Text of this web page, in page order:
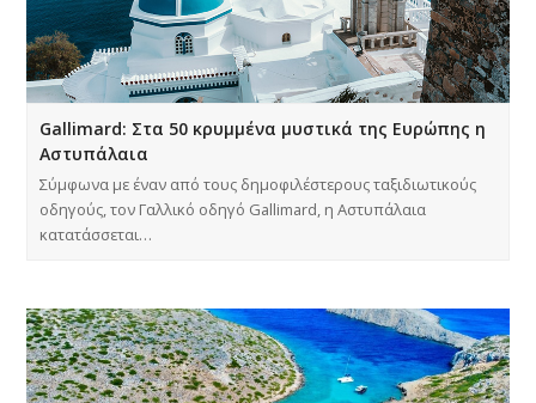
Gallimard: Στα 50 κρυμμένα μυστικά της Ευρώπης η
Αστυπάλαια
Σύμφωνα με έναν από τους δημοφιλέστερους ταξιδιωτικούς
οδηγούς, τον Γαλλικό οδηγό Gallimard, η Αστυπάλαια
κατατάσσεται…